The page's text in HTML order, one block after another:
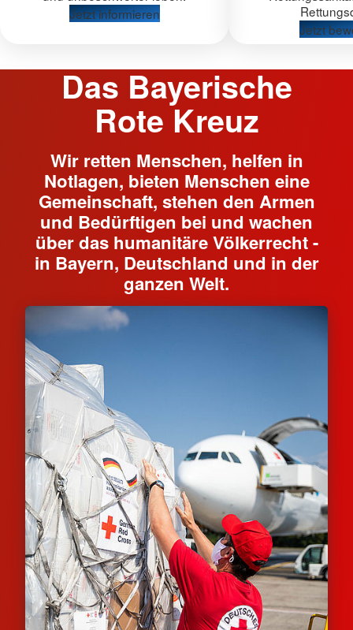
Jetzt informieren
Jetzt
Das Bayerische
Rote Kreuz
Wir retten Menschen, helfen in
Notlagen, bieten Menschen eine
Gemeinschaft, stehen den Armen
und Bedürftigen bei und wachen
über das humanitäre Völkerrecht -
in Bayern, Deutschland und in der
ganzen Welt.